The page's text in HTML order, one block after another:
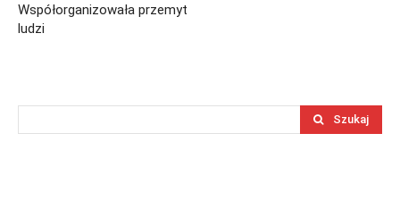
Współorganizowała przemyt
ludzi
Szukaj